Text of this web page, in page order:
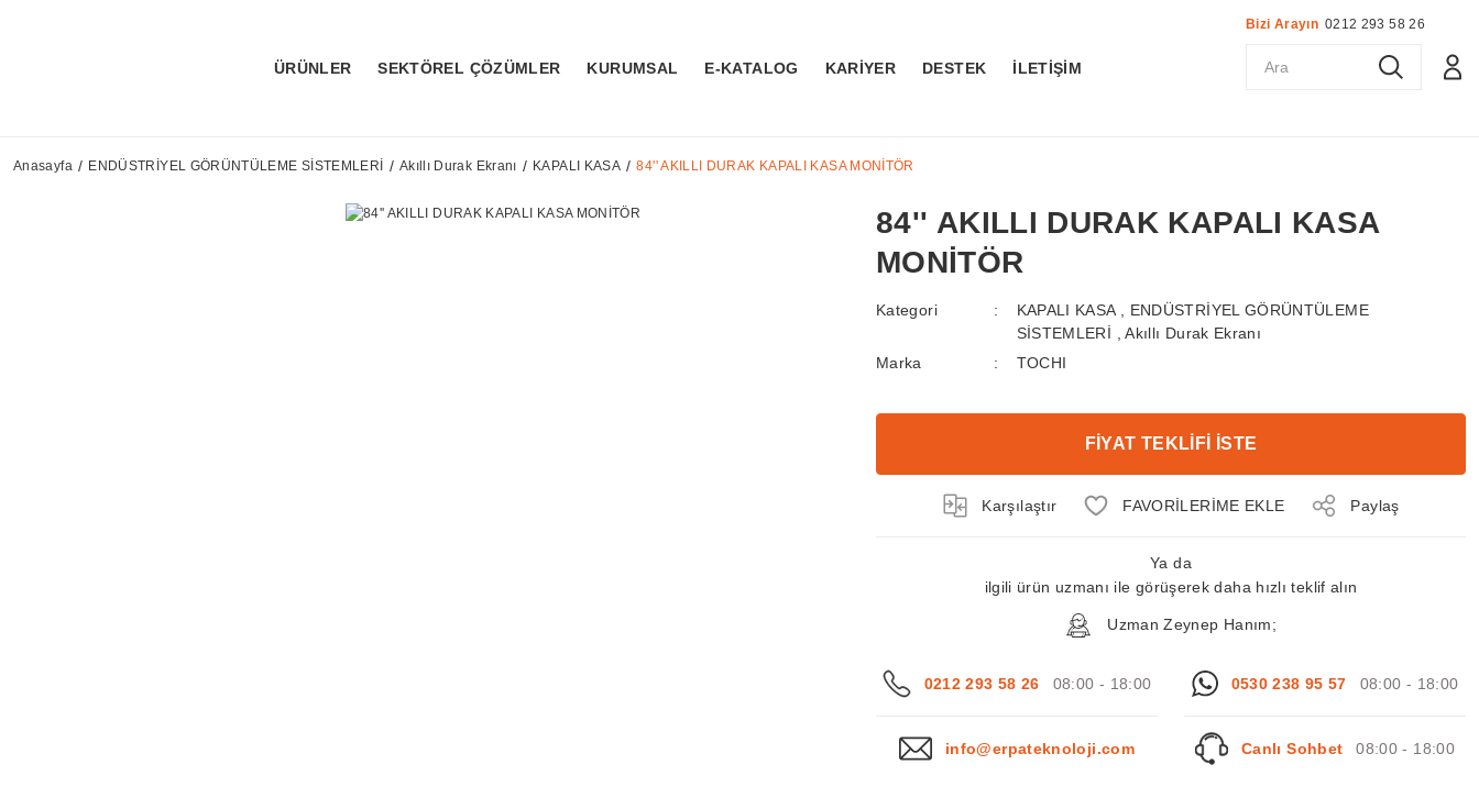
ÜRÜNLER SEKTÖREL ÇÖZÜMLER KURUMSAL E-KATALOG KARİYER DESTEK İLETİŞİM
Bizi Arayın 0212 293 58 26
Anasayfa ENDÜSTRİYEL GÖRÜNTÜLEME SİSTEMLERİ Akıllı Durak Ekranı KAPALI KASA 84'' AKILLI DURAK KAPALI KASA MONİTÖR
84'' AKILLI DURAK KAPALI KASA
MONİTÖR
Kategori KAPALI KASA
ENDÜSTRİYEL GÖRÜNTÜLEME
SİSTEMLERİ
,Akıllı Durak Ekranı
Marka
TOCHI
FİYAT TEKLİFİ İSTE
Karşılaştır Paylaş
Ya da
ilgili ürün uzmanı ile görüşerek daha hızlı teklif alın
Uzman Zeynep Hanım;
0212 293 58 26 08:00 - 18:00 0530 238 95 57 08:00 - 18:00
info@erpateknoloji.com Canlı Sohbet 08:00 - 18:00